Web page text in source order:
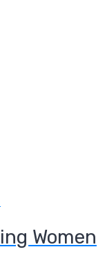
Women